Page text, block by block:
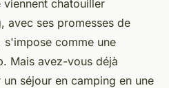
à Puy
de lecture
chatouiller
avec ses promesses de
s'impose comme une
Mais avez-vous déjà
séjour en camping en une